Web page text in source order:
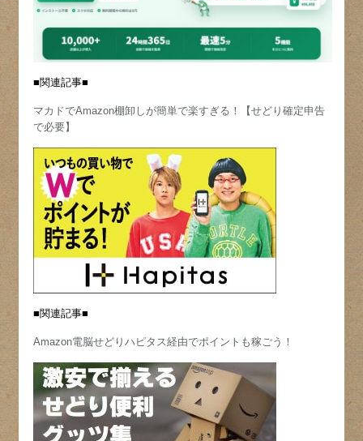
■関連記事■
マカドでAmazon棚卸しが簡単で楽すぎる！【せどり確定申告
で必要】
■関連記事■
Amazon電脳せどりハピタス経由でポイントも稼ごう！